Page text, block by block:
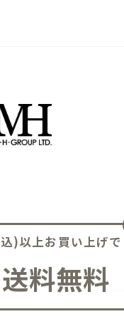
)以上お買い上げで
送料無料